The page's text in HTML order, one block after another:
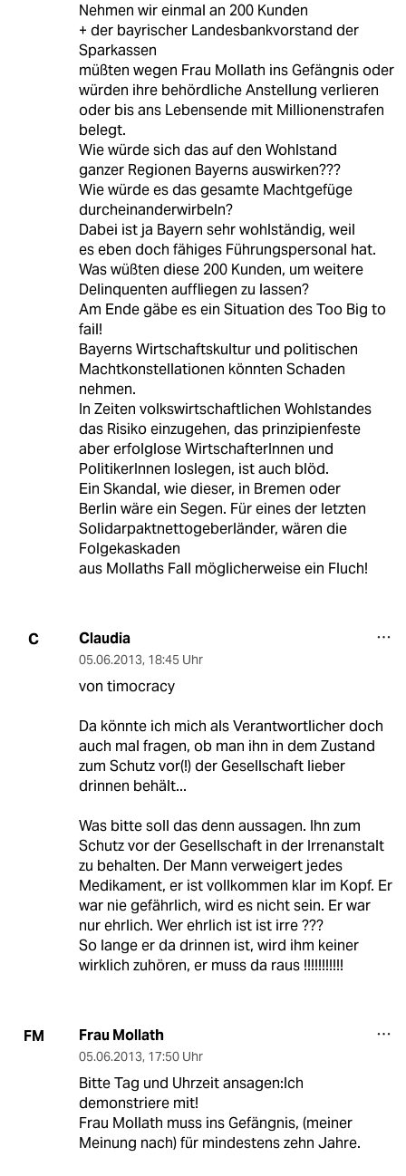
Nehmen wir einmal an 200 Kunden
+ der bayrischer Landesbankvorstand der
Sparkassen
müßten wegen Frau Mollath ins Gefängnis oder
würden ihre behördliche Anstellung verlieren
oder bis ans Lebensende mit Millionenstrafen
belegt.
Wie würde sich das auf den Wohlstand
ganzer Regionen Bayerns auswirken???
Wie würde es das gesamte Machtgefüge
durcheinanderwirbeln?
Dabei ist ja Bayern sehr wohlständig, weil
es eben doch fähiges Führungspersonal hat.
Was wüßten diese 200 Kunden, um weitere
Delinquenten auffliegen zu lassen?
Am Ende gäbe es ein Situation des Too Big to
fail!
Bayerns Wirtschaftskultur und politischen
Machtkonstellationen könnten Schaden
nehmen.
In Zeiten volkswirtschaftlichen Wohlstandes
das Risiko einzugehen, das prinzipienfeste
aber erfolglose WirtschafterInnen und
PolitikerInnen loslegen, ist auch blöd.
Ein Skandal, wie dieser, in Bremen oder
Berlin wäre ein Segen. Für eines der letzten
Solidarpaktnettogeberländer, wären die
Folgekaskaden
aus Mollaths Fall möglicherweise ein Fluch!
C Claudia
05.06.2013, 18:45 Uhr
von timocracy
Da könnte ich mich als Verantwortlicher doch
auch mal fragen, ob man ihn in dem Zustand
zum Schutz vor(!) der Gesellschaft lieber
drinnen behält...
Was bitte soll das denn aussagen. Ihn zum
Schutz vor der Gesellschaft in der Irrenanstalt
zu behalten. Der Mann verweigert jedes
Medikament, er ist vollkommen klar im Kopf. Er
war nie gefährlich, wird es nicht sein. Er war
nur ehrlich. Wer ehrlich ist ist irre ???
So lange er da drinnen ist, wird ihm keiner
wirklich zuhören, er muss da raus !!!!!!!!!!!
FM Frau Mollath
05.06.2013, 17:50 Uhr
Bitte Tag und Uhrzeit ansagen:Ich
demonstriere mit!
Frau Mollath muss ins Gefängnis, (meiner
Meinung nach) für mindestens zehn Jahre.